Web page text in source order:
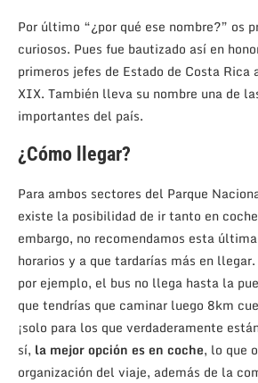
Por último “¿por qué ese nombre?” os
curiosos. Pues fue bautizado así en
primeros jefes de Estado de Costa Rica
XIX. También lleva su nombre una de
importantes del país.
¿Cómo llegar?
Para ambos sectores del Parque
existe la posibilidad de ir tanto en
embargo, no recomendamos esta
horarios y a que tardarías más en
por ejemplo, el bus no llega hasta la
que tendrías que caminar luego 8km
¡solo para los que verdaderamente
sí, la mejor opción es en coche, lo que
organización del viaje, además de la